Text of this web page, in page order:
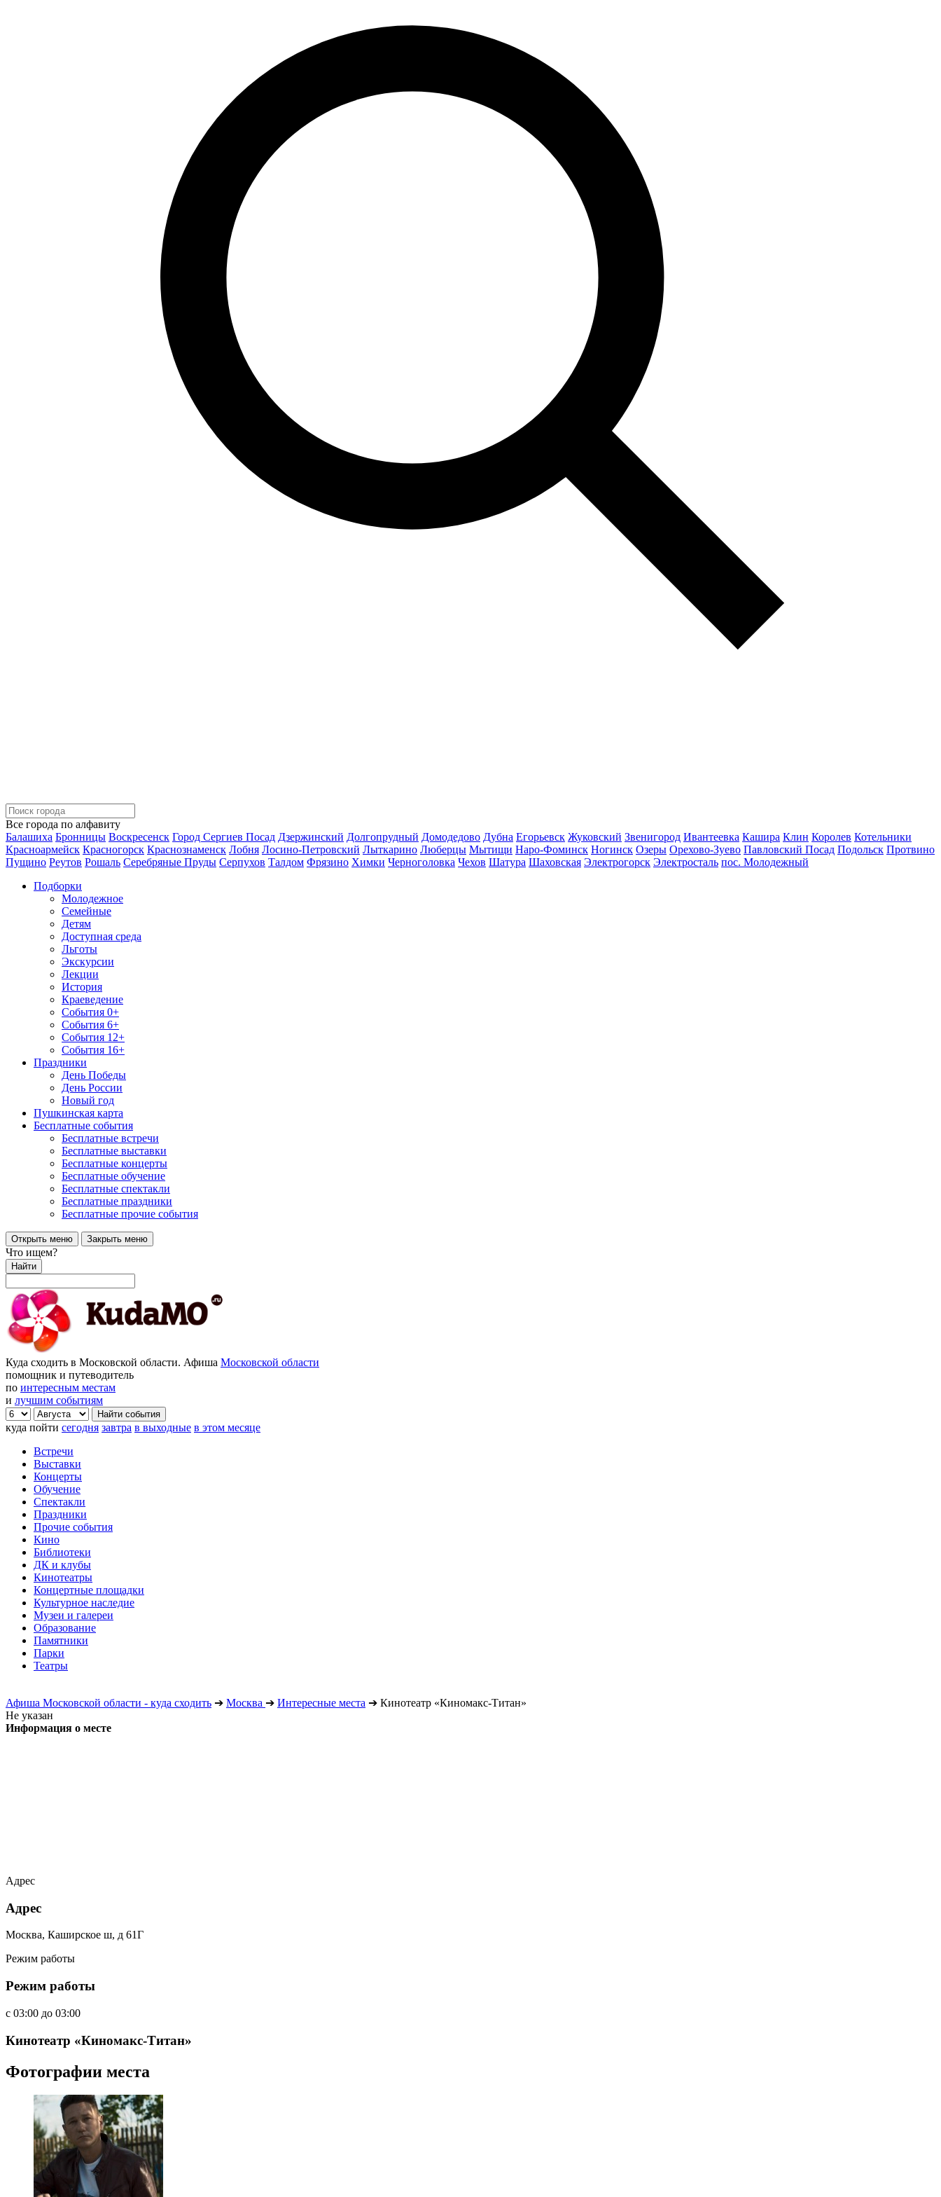
Все города по алфавиту
Балашиха Бронницы Воскресенск Город Сергиев Посад Дзержинский Долгопрудный Домодедово Дубна Егорьевск Жуковский Звенигород Ивантеевка Кашира Клин Королев Котельники
Красноармейск Красногорск Краснознаменск Лобня Лосино-Петровский Лыткарино Люберцы Мытищи Наро-Фоминск Ногинск Озеры Орехово-Зуево Павловский Посад Подольск Протвино
Пущино Реутов Рошаль Серебряные Пруды Серпухов Талдом Фрязино Химки Черноголовка Чехов Шатура Шаховская Электрогорск Электросталь пос. Молодежный
Подборки
Молодежное
Семейные
Детям
Доступная среда
Льготы
Экскурсии
Лекции
История
Краеведение
События 0+
События 6+
События 12+
События 16+
Праздники
День Победы
День России
Новый год
Пушкинская карта
Бесплатные события
Бесплатные встречи
Бесплатные выставки
Бесплатные концерты
Бесплатные обучение
Бесплатные спектакли
Бесплатные праздники
Бесплатные прочие события
Открыть меню Закрыть меню
Что ищем?
Найти
Куда сходить в Московской области. Афиша Московской области
помощник и путеводитель
по интересным местам
и лучшим событиям
куда пойти сегодня завтра в выходные в этом месяце
Встречи
Выставки
Концерты
Обучение
Спектакли
Праздники
Прочие события
Кино
Библиотеки
ДК и клубы
Кинотеатры
Концертные площадки
Культурное наследие
Музеи и галереи
Образование
Памятники
Парки
Театры
Афиша Московской области - куда сходить ➔ Москва ➔ Интересные места ➔ Кинотеатр «Киномакс-Титан»
Не указан
Информация о месте
Адрес
Адрес
Москва, Каширское ш, д 61Г
Режим работы
Режим работы
c 03:00 до 03:00
Кинотеатр «Киномакс-Титан»
Фотографии места